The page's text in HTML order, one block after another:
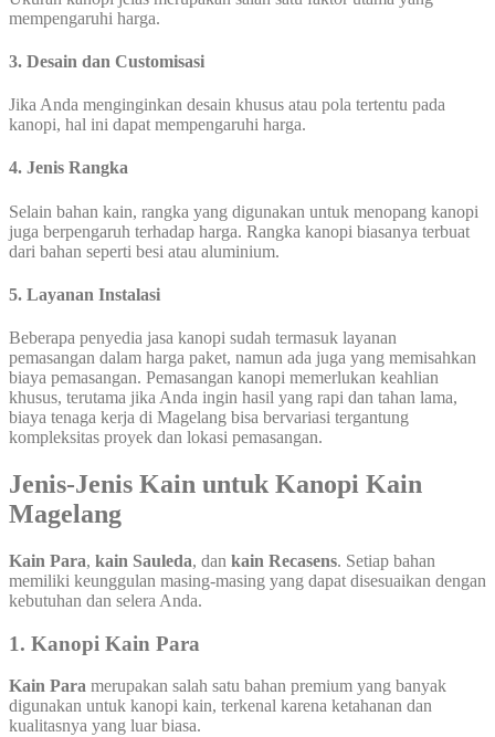
mempengaruhi harga.
3. Desain dan Customisasi
Jika Anda menginginkan desain khusus atau pola tertentu pada
kanopi, hal ini dapat mempengaruhi harga.
4. Jenis Rangka
Selain bahan kain, rangka yang digunakan untuk menopang kanopi
juga berpengaruh terhadap harga. Rangka kanopi biasanya terbuat
dari bahan seperti besi atau aluminium.
5. Layanan Instalasi
Beberapa penyedia jasa kanopi sudah termasuk layanan
pemasangan dalam harga paket, namun ada juga yang memisahkan
biaya pemasangan. Pemasangan kanopi memerlukan keahlian
khusus, terutama jika Anda ingin hasil yang rapi dan tahan lama,
biaya tenaga kerja di Magelang bisa bervariasi tergantung
kompleksitas proyek dan lokasi pemasangan.
Jenis-Jenis Kain untuk Kanopi Kain
Magelang
Kain Para, kain Sauleda, dan kain Recasens. Setiap bahan
memiliki keunggulan masing-masing yang dapat disesuaikan dengan
kebutuhan dan selera Anda.
1. Kanopi Kain Para
Kain Para merupakan salah satu bahan premium yang banyak
digunakan untuk kanopi kain, terkenal karena ketahanan dan
kualitasnya yang luar biasa.